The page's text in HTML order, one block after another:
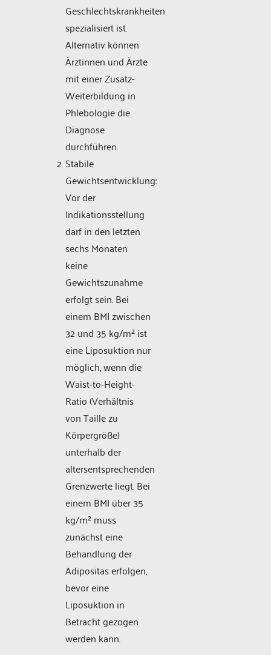
Geschlechtskrankheiten
spezialisiert ist.
Alternativ können
Ärztinnen und Ärzte
mit einer Zusatz-
Weiterbildung in
Phlebologie die
Diagnose
durchführen.
Stabile
Gewichtsentwicklung:
Vor der
Indikationsstellung
darf in den letzten
sechs Monaten
keine
Gewichtszunahme
erfolgt sein. Bei
einem BMI zwischen
32 und 35 kg/m² ist
eine Liposuktion nur
möglich, wenn die
Waist-to-Height-
Ratio (Verhältnis
von Taille zu
Körpergröße)
unterhalb der
altersentsprechenden
Grenzwerte liegt. Bei
einem BMI über 35
kg/m² muss
zunächst eine
Behandlung der
Adipositas erfolgen,
bevor eine
Liposuktion in
Betracht gezogen
werden kann.